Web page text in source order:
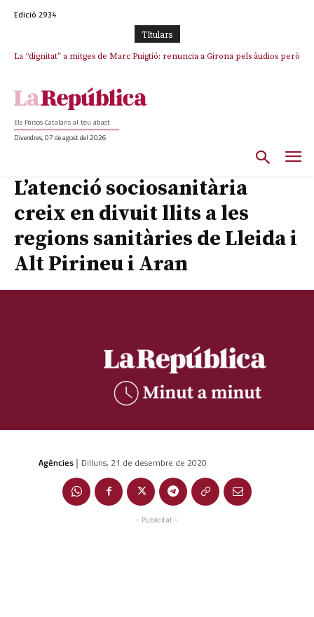
Edició 2934
TItulars
La “dignitat” a mitges de Marc Puigtió: renuncia a Girona pels àudios però
Els Països Catalans al teu abast
Divendres, 07 de agost del 2026
L’atenció sociosanitària
creix en divuit llits a les
regions sanitàries de Lleida i
Alt Pirineu i Aran
Agències | Dilluns, 21 de desembre de 2020
- Publicitat -